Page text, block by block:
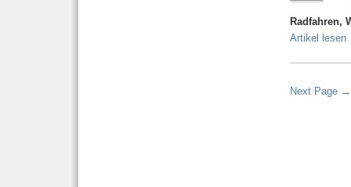
Radfahren,
Artikel lesen
Next Page →